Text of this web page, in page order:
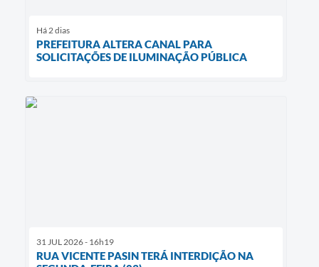
Há 2 dias
PREFEITURA ALTERA CANAL PARA
SOLICITAÇÕES DE ILUMINAÇÃO PÚBLICA
31 JUL 2026 - 16h19
RUA VICENTE PASIN TERÁ INTERDIÇÃO NA